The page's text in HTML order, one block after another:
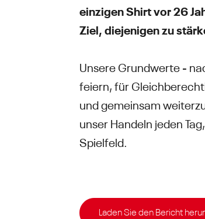
einzigen Shirt vor 26
Ziel, diejenigen zu
Unsere Grundwerte -
feiern, für
und gemeinsam
unser Handeln jeden
Spielfeld.
Laden Sie den Bericht